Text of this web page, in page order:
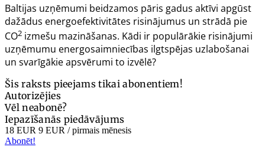
Baltijas uzņēmumi beidzamos pāris gadus aktīvi apgūst
dažādus energoefektivitātes risinājumus un strādā pie
CO2 izmešu mazināšanas. Kādi ir populārākie risinājumi
uzņēmumu energosaimniecības ilgtspējas uzlabošanai
un svarīgākie apsvērumi to izvēlē?
Šis raksts pieejams tikai abonentiem!
Autorizējies
Vēl neabonē?
Iepazīšanās piedāvājums
18 EUR 9 EUR / pirmais mēnesis
Abonēt!